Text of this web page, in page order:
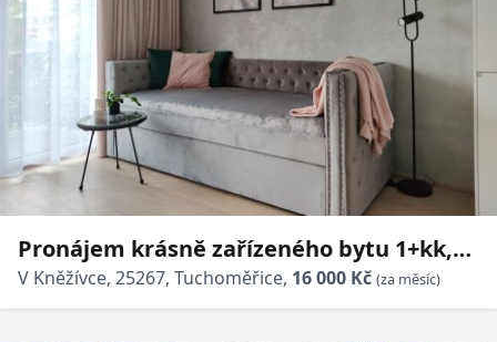
Pronájem krásně zařízeného bytu 1+kk,
24 m² - Tuchoměřice
V Kněžívce, 25267, Tuchoměřice, 16 000 Kč (za měsíc)